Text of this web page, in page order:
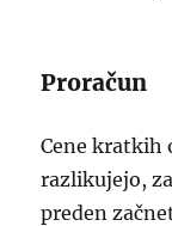
Proračun
Cene kratkih
razlikujejo,
preden